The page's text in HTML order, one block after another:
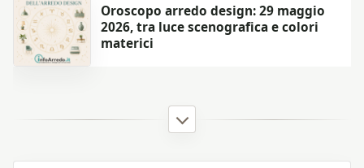
Oroscopo arredo design: 29 maggio
2026, tra luce scenografica e colori
materici